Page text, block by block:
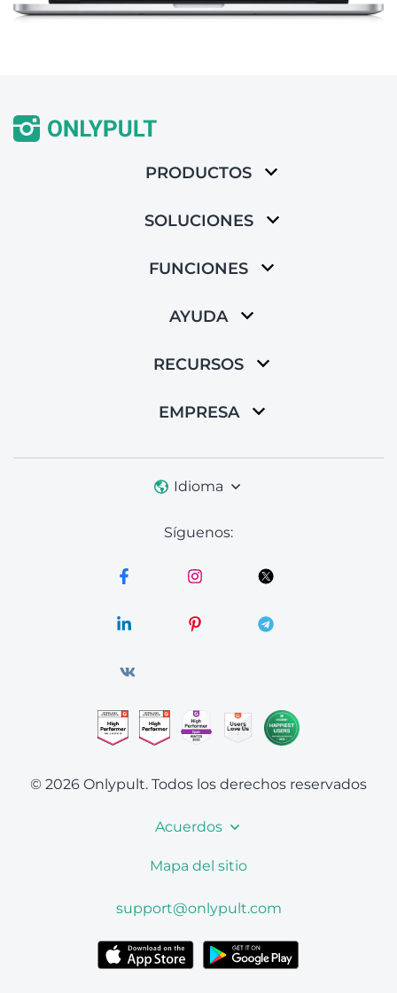
PRODUCTOS
SOLUCIONES
FUNCIONES
AYUDA
RECURSOS
EMPRESA
Idioma
Síguenos:
© 2026 Onlypult. Todos los derechos reservados
Acuerdos
Mapa del sitio
support@onlypult.com